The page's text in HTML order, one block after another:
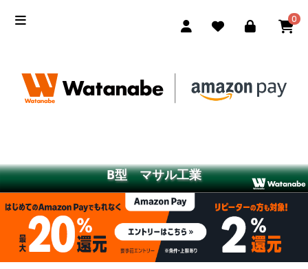
0
B型 マサル工業